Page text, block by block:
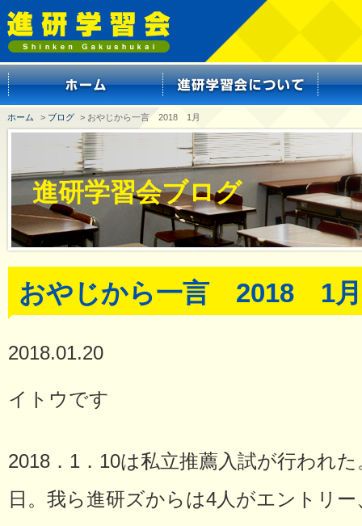
ホーム > ブログ > おやじから一言 2018 1月
進研学習会ブログ
おやじから一言 2018 1月
2018.01.20
イトウです
2018．1．10は私立推薦入試が行われ
日。我ら進研ズからは4人がエントリ